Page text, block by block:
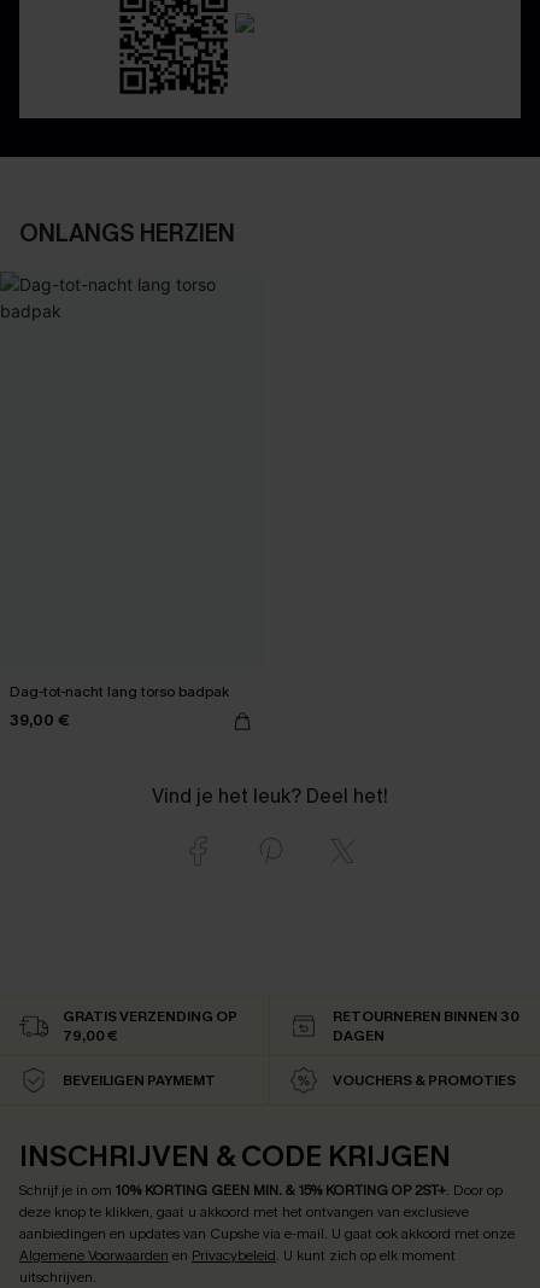
ONLANGS HERZIEN
Dag-tot-nacht lang torso badpak
39,00 €
Vind je het leuk? Deel het!
GRATIS VERZENDING OP
79,00 €
RETOURNEREN BINNEN 30
DAGEN
BEVEILIGEN PAYMEMT VOUCHERS & PROMOTIES
INSCHRIJVEN & CODE KRIJGEN
Schrijf je in om 10% KORTING GEEN MIN. & 15% KORTING OP 2ST+. Door op
deze knop te klikken, gaat u akkoord met het ontvangen van exclusieve
aanbiedingen en updates van Cupshe via e-mail. U gaat ook akkoord met onze
Algemene Voorwaarden en Privacybeleid. U kunt zich op elk moment
uitschrijven.